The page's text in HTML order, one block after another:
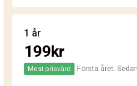
1 år
199kr
Mest prisvärd Första året.